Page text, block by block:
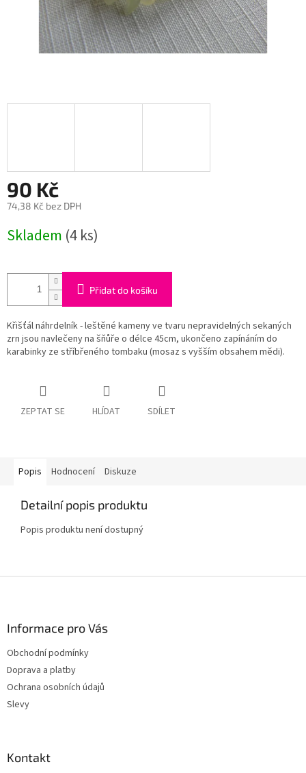
90 Kč
74,38 Kč bez DPH
cena:
Skladem (4 ks)
Přidat do košíku
Křišťál náhrdelník - leštěné kameny ve tvaru nepravidelných sekaných
zrn jsou navlečeny na šňůře o délce 45cm, ukončeno zapínáním do
karabinky ze stříbřeného tombaku (mosaz s vyšším obsahem mědi).
ZEPTAT SE HLÍDAT SDÍLET
Popis Hodnocení Diskuze
Detailní popis produktu
Popis produktu není dostupný
Informace pro Vás
Obchodní podmínky
Doprava a platby
Ochrana osobních údajů
Slevy
Kontakt